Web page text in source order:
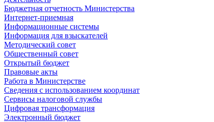
Бюджетная отчетность Министерства
Интернет-приемная
Информационные системы
Информация для взыскателей
Методический совет
Общественный совет
Открытый бюджет
Правовые акты
Работа в Министерстве
Cведения с использованием координат
Сервисы налоговой службы
Цифровая трансформация
Электронный бюджет